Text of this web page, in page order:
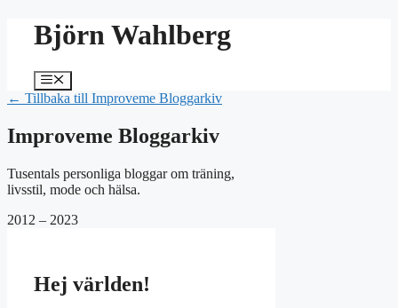
HoppaBjörn Wahlberg
Meny
← Tillbaka till Improveme Bloggarkiv
Improveme Bloggarkiv
Tusentals personliga bloggar om träning,
livsstil, mode och hälsa.
2012 – 2023
Hej världen!